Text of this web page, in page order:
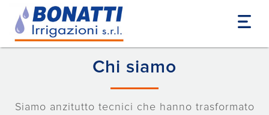
Home
Chi siamo
Siamo anzitutto tecnici che hanno trasformato